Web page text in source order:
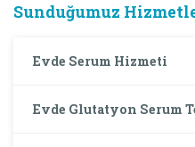
Sunduğumuz
Evde Serum Hizmeti
Evde Glutatyon Serum